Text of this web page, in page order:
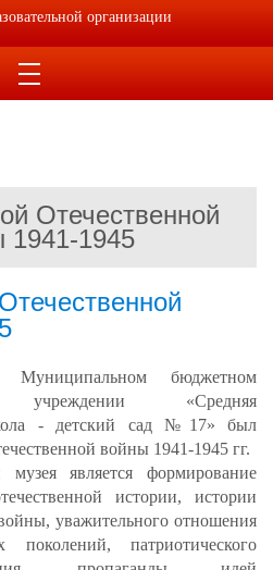
Отечественной
1941-1945
бюджетном
учреждении «Средняя
- детский сад №17» был
войны 1941-1945 гг.
музея является формирование
истории, истории
уважительного отношения
патриотического
организации